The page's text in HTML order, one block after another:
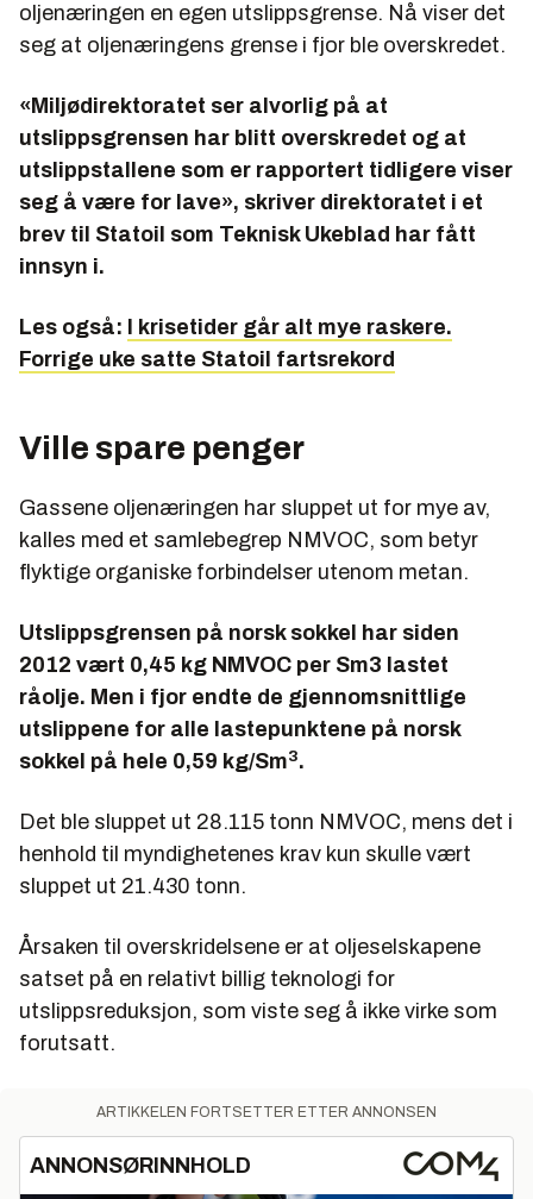
Ozon sammen med nitrogendioksid (NO2) og
svoveldioksid (SO2) reduserer også materialers
Ozon er også en klimagass som bidrar til økt global
oppvarming.
I tillegg omdannes VOC-gassene gradvis til CO og
videre til CO2. De vil dessuten også endre kjemien
lengre oppholdstid og dermed større klimaeffekt.
Utslipp fra olje- og gassutvinning vil i tillegg til VOC
inneholde metan som er en svært potent
drivhusgass.
GØTEBORGPROTOKOLLEN
Omhandler svoveldioksid (SO2), nitrogenoksider
(NOx), ammoniakk (NH3) og flyktige organiske
forbindelser (NMVOC). Utslipp av disse gassene
ozon.
Protokollen ble undertegnet i 1999, trådte i kraft i
2005 og er ratifisert av de fleste europeiske land,
samt USA.
Protokollen satte opprinnelig begrensninger for
partene nye forpliktelser fram mot 2020.
Kilde: Miljøstatus.no
oljenæringen en egen utslippsgrense. Nå viser det
seg at oljenæringens grense i fjor ble overskredet.
«Miljødirektoratet ser alvorlig på at
utslippsgrensen har blitt overskredet og at
utslippstallene som er rapportert tidligere viser
seg å være for lave», skriver direktoratet i et
brev til Statoil som Teknisk Ukeblad har fått
innsyn i.
Les også:
I krisetider går alt mye raskere.
Forrige uke satte Statoil fartsrekord
Ville spare penger
Gassene oljenæringen har sluppet ut for mye av,
kalles med et samlebegrep NMVOC, som betyr
flyktige organiske forbindelser utenom metan.
Utslippsgrensen på norsk sokkel har siden
2012 vært 0,45 kg NMVOC per Sm3 lastet
råolje. Men i fjor endte de gjennomsnittlige
utslippene for alle lastepunktene på norsk
sokkel på hele 0,59 kg/Sm3.
Det ble sluppet ut 28.115 tonn NMVOC, mens det i
henhold til myndighetenes krav kun skulle vært
sluppet ut 21.430 tonn.
Årsaken til overskridelsene er at oljeselskapene
satset på en relativt billig teknologi for
utslippsreduksjon, som viste seg å ikke virke som
forutsatt.
ARTIKKELEN FORTSETTER ETTER ANNONSEN
ANNONSØRINNHOLD